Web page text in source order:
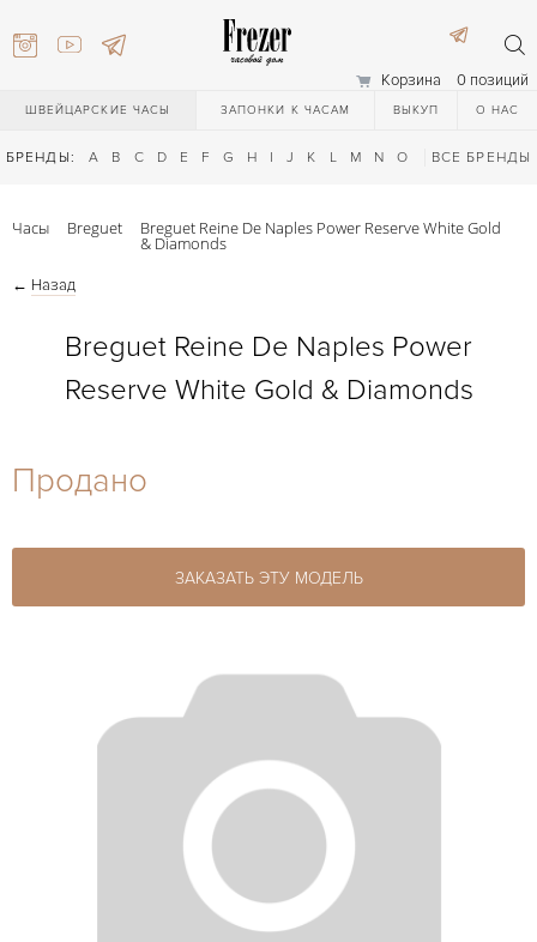
Корзина 0 позиций
ШВЕЙЦАРСКИЕ ЧАСЫ ЗАПОНКИ К ЧАСАМ ВЫКУП О НАС
БРЕНДЫ: A B C D E F G H I J K L M N O Q R S T
ВСЕ БРЕНДЫ
27-44
Часы Breguet Breguet Reine De Naples Power Reserve White Gold
& Diamonds
← Назад
Breguet Reine De Naples Power
Reserve White Gold & Diamonds
Продано
ЗАКАЗАТЬ ЭТУ МОДЕЛЬ